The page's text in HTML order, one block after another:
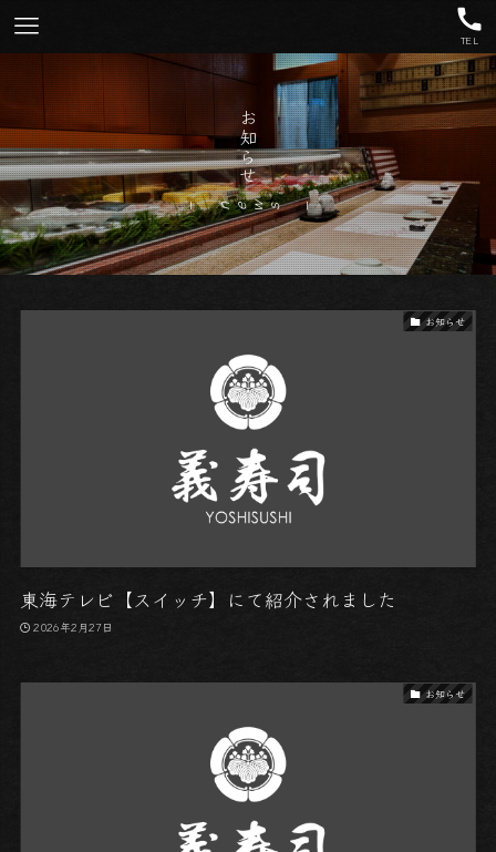
TEL
お知らせ
– news –
お知らせ
東海テレビ【スイッチ】にて紹介されました
2026年2月27日
お知らせ